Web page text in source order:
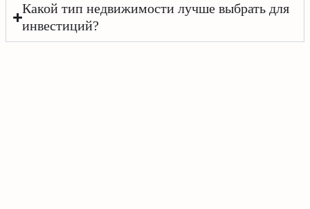
Какой тип недвижимости лучше выбрать для
инвестиций?